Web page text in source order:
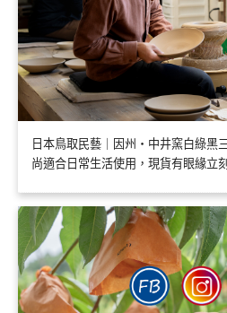
日本鳥取民藝｜因州・中井窯白綠黑
尚適合日常生活使用，現貨有眼緣立